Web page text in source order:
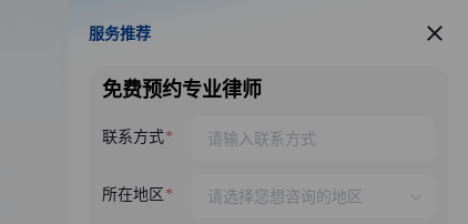
服务推荐
服务推荐
免费预约专业律师
联系方式
所在地区